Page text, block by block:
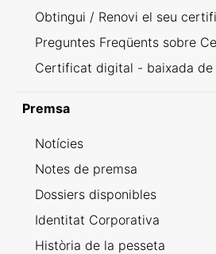
Obtingui / Renovi el seu
Preguntes Freqüents sobre
Certificat digital - baixada de
Premsa
Notícies
Notes de premsa
Dossiers disponibles
Identitat Corporativa
Història de la pesseta